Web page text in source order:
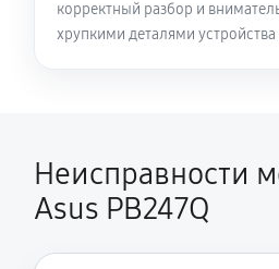
корректный разбор и
хрупкими деталями устройства
Неисправности
Asus PB247Q